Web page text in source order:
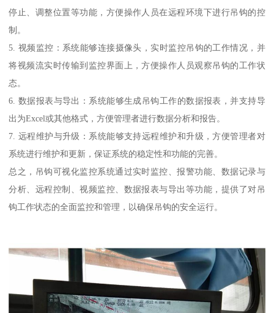
停止、调整位置等功能，方便操作人员在远程环境下进行吊钩的控
制。
5. 视频监控：系统能够连接摄像头，实时监控吊钩的工作情况，并
将视频流实时传输到监控界面上，方便操作人员观察吊钩的工作状
态。
6. 数据报表与导出：系统能够生成吊钩工作的数据报表，并支持导
出为Excel或其他格式，方便管理者进行数据分析和报告。
7. 远程维护与升级：系统能够支持远程维护和升级，方便管理者对
系统进行维护和更新，保证系统的稳定性和功能的完善。
总之，吊钩可视化监控系统通过实时监控、报警功能、数据记录与
分析、远程控制、视频监控、数据报表与导出等功能，提供了对吊
钩工作状态的全面监控和管理，以确保吊钩的安全运行。